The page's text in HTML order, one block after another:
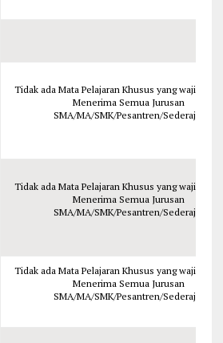
Tidak ada Mata Pelajaran Khusus yang wajib
Menerima Semua Jurusan
SMA/MA/SMK/Pesantren/Sederajat
Tidak ada Mata Pelajaran Khusus yang wajib
Menerima Semua Jurusan
SMA/MA/SMK/Pesantren/Sederajat
Tidak ada Mata Pelajaran Khusus yang wajib
Menerima Semua Jurusan
SMA/MA/SMK/Pesantren/Sederajat